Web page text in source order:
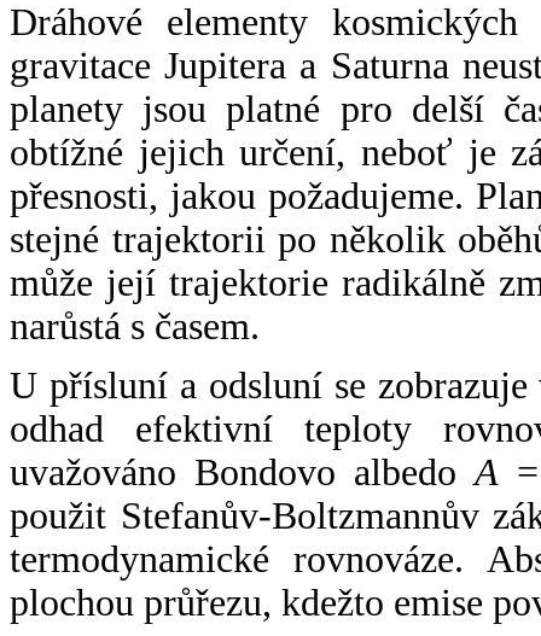
Dráhové elementy
gravitace Jupitera a Saturna
planety jsou platné pro delší
obtížné jejich určení, neboť je
přesnosti, jakou požadujeme.
stejné trajektorii po několik
může její trajektorie radikálně
narůstá s časem.
U přísluní a odsluní se
odhad efektivní teploty
uvažováno Bondovo albedoA
použit Stefanův-Boltzmannův
termodynamické rovnováze.
plochou průřezu, kdežto emise